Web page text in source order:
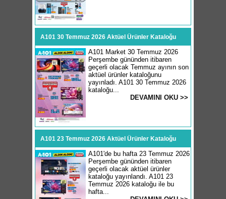
A101 30 Temmuz 2026 Aktüel Ürünler Kataloğu
A101 Market 30 Temmuz 2026
Perşembe gününden itibaren
geçerli olacak Temmuz ayının son
aktüel ürünler kataloğunu
yayınladı. A101 30 Temmuz 2026
kataloğu...
DEVAMINI OKU >>
A101 23 Temmuz 2026 Aktüel Ürünler Kataloğu
A101'de bu hafta 23 Temmuz 2026
Perşembe gününden itibaren
geçerli olacak aktüel ürünler
kataloğu yayınlandı. A101 23
Temmuz 2026 kataloğu ile bu
hafta...